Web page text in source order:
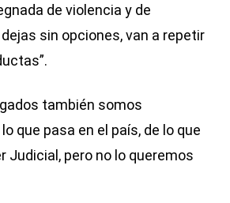
de violencia y de
sin opciones, van a repetir
también somos
que pasa en el país, de lo que
Judicial, pero no lo queremos